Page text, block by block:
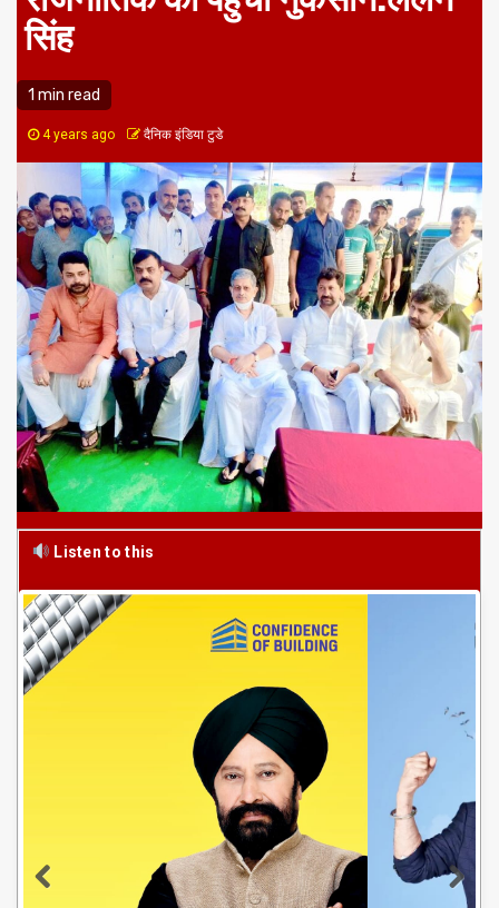
सिंह
1 min read
4 years ago दैनिक इंडिया टुडे
Listen to this